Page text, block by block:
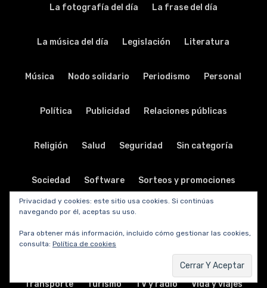
La fotografía del día La frase del día
La música del día Legislación Literatura
Música Nodo solidario Periodismo Personal
Política Publicidad Relaciones públicas
Religión Salud Seguridad Sin categoría
Sociedad Software Sorteos y promociones
Tabletas Teatro
Telecomunicaciones
Transporte Turismo TV y radio Vida y viajes
Privacidad y cookies: este sitio usa cookies. Si continúas
navegando por él, aceptas su uso.
Para obtener más información, incluido cómo gestionar las cookies,
consulta: Política de cookies